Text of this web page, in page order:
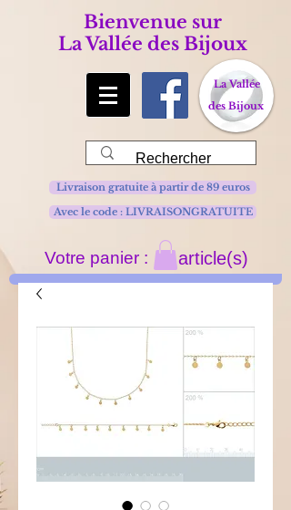
Bienvenue sur
La Vallée des Bijoux
La Vallée
des Bijoux
Avec le code : LIVRAISONGRATUITE
Livraison gratuite à partir de 89 euros
Votre panier : article(s)